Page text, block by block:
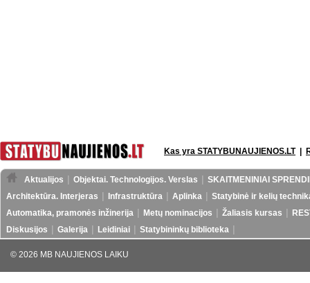
Kas yra STATYBUNAUJIENOS.LT|
Aktualijos Objektai. Technologijos. Verslas
SKAITMENINIAI
Architektūra. Interjeras
Infrastruktūra Aplinka
Statybinė ir kelių
Automatika, pramonės inžinerija
Metų nominacijos Žaliasis kursas
Diskusijos
Galerija Leidiniai Statybininkų biblioteka
© 2026 MB NAUJIENOS LAIKU